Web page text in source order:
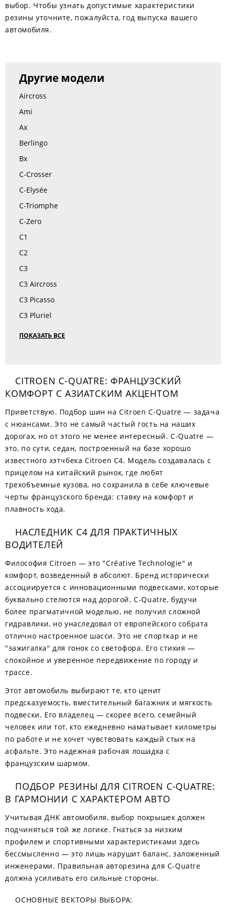
выбор. Чтобы узнать допустимые характеристики
резины уточните, пожалуйста, год выпуска вашего
автомобиля.
Другие модели
Aircross
Ami
Ax
Berlingo
Bx
C-Crosser
C-Elysée
C-Triomphe
C-Zero
C1
C2
C3
C3 Aircross
C3 Picasso
C3 Pluriel
ПОКАЗАТЬ ВСЕ
CITROEN C-QUATRE: ФРАНЦУЗСКИЙ
КОМФОРТ С АЗИАТСКИМ АКЦЕНТОМ
Приветствую. Подбор шин на Citroen C-Quatre — задача
с нюансами. Это не самый частый гость на наших
дорогах, но от этого не менее интересный. C-Quatre —
это, по сути, седан, построенный на базе хорошо
известного хэтчбека Citroen C4. Модель создавалась с
прицелом на китайский рынок, где любят
трехобъемные кузова, но сохранила в себе ключевые
черты французского бренда: ставку на комфорт и
плавность хода.
НАСЛЕДНИК С4 ДЛЯ ПРАКТИЧНЫХ
ВОДИТЕЛЕЙ
Философия Citroen — это "Créative Technologie" и
комфорт, возведенный в абсолют. Бренд исторически
ассоциируется с инновационными подвесками, которые
буквально стелются над дорогой. C-Quatre, будучи
более прагматичной моделью, не получил сложной
гидравлики, но унаследовал от европейского собрата
отлично настроенное шасси. Это не спорткар и не
"зажигалка" для гонок со светофора. Его стихия —
спокойное и уверенное передвижение по городу и
трассе.
Этот автомобиль выбирают те, кто ценит
предсказуемость, вместительный багажник и мягкость
подвески. Его владелец — скорее всего, семейный
человек или тот, кто ежедневно наматывает километры
по работе и не хочет чувствовать каждый стык на
асфальте. Это надежная рабочая лошадка с
французским шармом.
ПОДБОР РЕЗИНЫ ДЛЯ CITROEN C-QUATRE:
В ГАРМОНИИ С ХАРАКТЕРОМ АВТО
Учитывая ДНК автомобиля, выбор покрышек должен
подчиняться той же логике. Гнаться за низким
профилем и спортивными характеристиками здесь
бессмысленно — это лишь нарушит баланс, заложенный
инженерами. Правильная авторезина для C-Quatre
должна усиливать его сильные стороны.
ОСНОВНЫЕ ВЕКТОРЫ ВЫБОРА: